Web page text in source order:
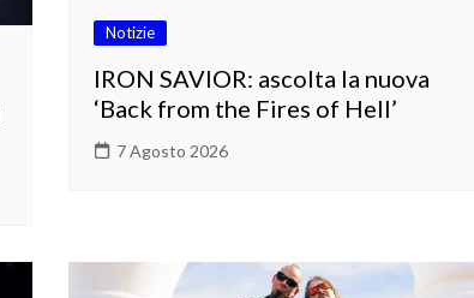
Notizie
IRON SAVIOR: ascolta la nuova
‘Back from the Fires of Hell’
7 Agosto 2026